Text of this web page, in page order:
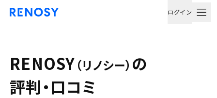
ログイン
RENOSY （リノシー） の
評判・口コミ